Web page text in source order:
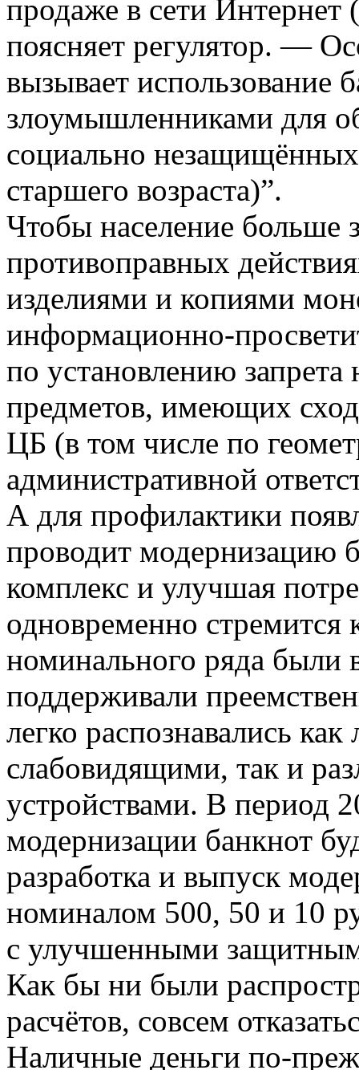
продаже в сети
поясняет регулятор. —
вызывает использование
злоумышленниками для
социально
старшего возраста)”.
Чтобы население больше
противоправных
изделиями и копиями
информационно-
по установлению запрета
предметов, имеющих
ЦБ (в том числе по
административной
А для профилактики
проводит модернизацию
комплекс и улучшая
одновременно стремится
номинального ряда были
поддерживали
легко распознавались
слабовидящими, так и
устройствами. В период
модернизации банкнот
разработка и выпуск
номиналом 500, 50 и 10
с улучшенными
Как бы ни были
расчётов, совсем
Наличные деньги по-